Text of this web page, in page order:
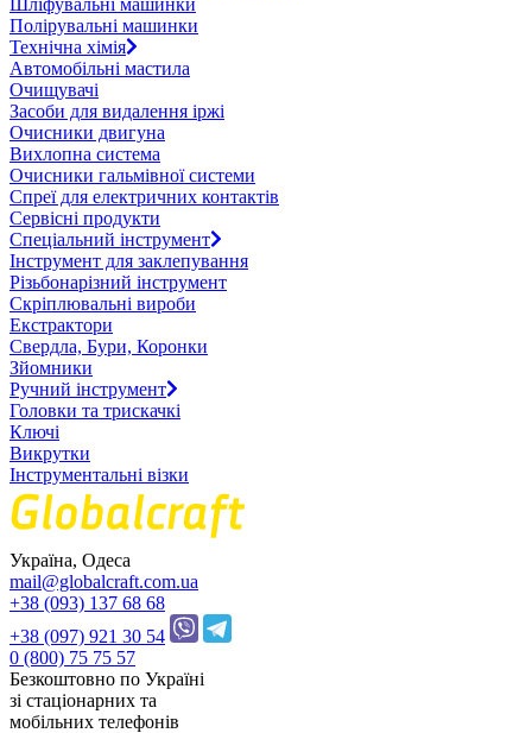
Полірувальні машинки
Технічна хімія
Автомобільні мастила
Очищувачі
Засоби для видалення іржі
Очисники двигуна
Вихлопна система
Очисники гальмівної системи
Спреї для електричних контактів
Сервісні продукти
Спеціальний інструмент
Інструмент для заклепування
Різьбонарізний інструмент
Скріплювальні вироби
Екстрактори
Свердла, Бури, Коронки
Зйомники
Ручний інструмент
Головки та трискачкі
Ключі
Викрутки
Інструментальні візки
Україна, Одеса
mail@globalcraft.com.ua
+38 (093) 137 68 68
+38 (097) 921 30 54
0 (800) 75 75 57
Безкоштовно по Україні
зі стацiонарних та
мобільних телефонів